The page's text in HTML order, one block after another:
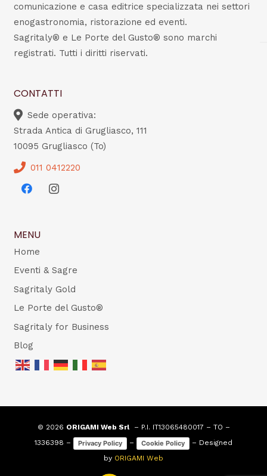
comunicazione e casa editrice specializzata nei settori
enogastronomia, ristorazione ed eventi.
Sagritaly® e Le Porte del Gusto® sono marchi
registrati. Tutti i diritti riservati.
CONTATTI
Sede operativa:
Strada Antica di Grugliasco, 111
10095 Grugliasco (To)
011 0412220
MENU
Home
Eventi & Sagre
Sagritaly Gold
Le Porte del Gusto®
Sagritaly for Business
Blog
© 2026 ORIGAMI Web Srl– P.I. IT13065480017 – TO –
1336398 –
Privacy Policy – Cookie Policy
– Designed
by ORIGAMI Web